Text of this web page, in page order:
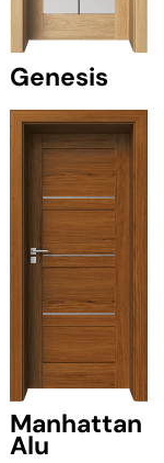
Genesis
Manhattan
Alu